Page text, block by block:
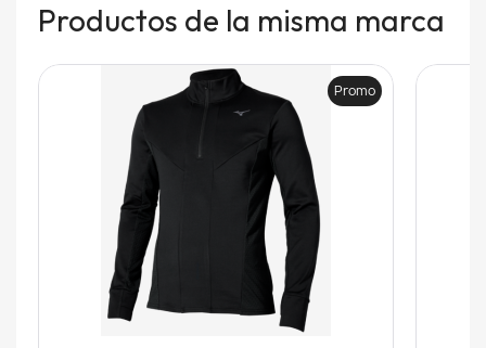
Productos de la misma marca
Promo